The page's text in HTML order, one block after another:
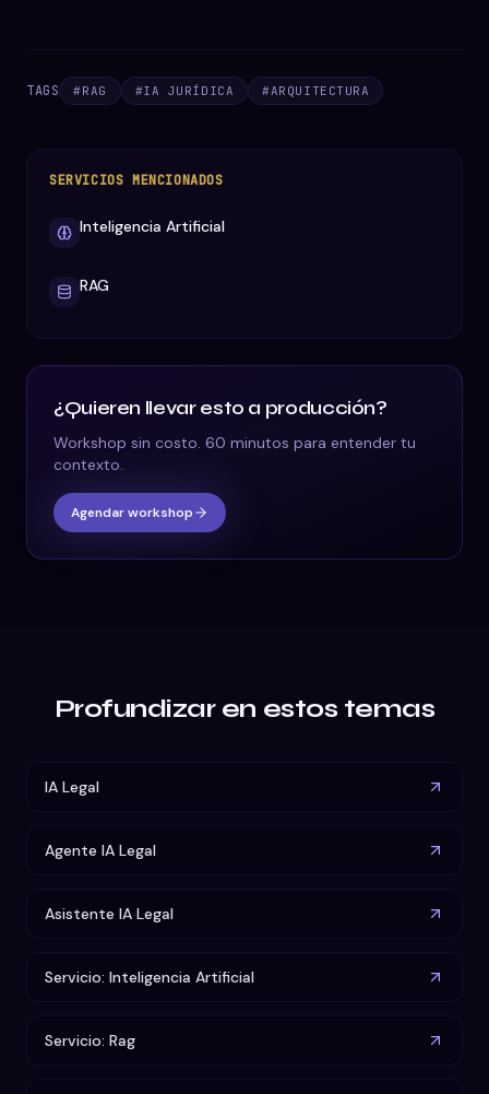
TAGS #RAG #IA JURÍDICA #ARQUITECTURA
SERVICIOS MENCIONADOS
Inteligencia Artificial
RAG
¿Quieren llevar esto a producción?
Workshop sin costo. 60 minutos para entender tu
contexto.
Agendar workshop
Profundizar en estos temas
IA Legal
Agente IA Legal
Asistente IA Legal
Servicio: Inteligencia Artificial
Servicio: Rag